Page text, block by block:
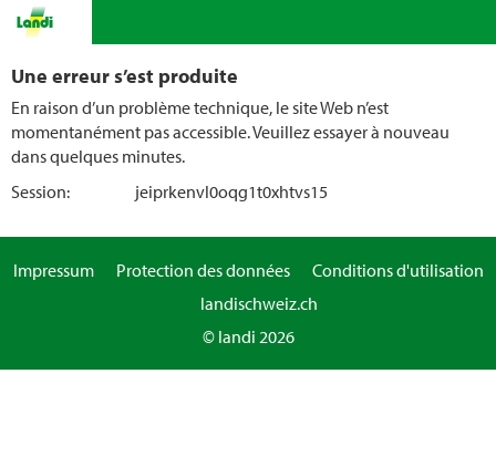
Une erreur s’est produite
En raison d’un problème technique, le site Web n’est
momentanément pas accessible. Veuillez essayer à nouveau
dans quelques minutes.
Session:
jeiprkenvl0oqg1t0xhtvs15
Impressum Protection des données
Conditions d'utilisation
landischweiz.ch
© landi 2026